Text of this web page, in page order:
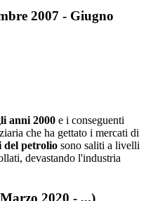
2007 - Giugno
anni 2000 e i conseguenti
che ha gettato i mercati di
del petrolio sono saliti a livelli
devastando l'industria
2020 - ...)